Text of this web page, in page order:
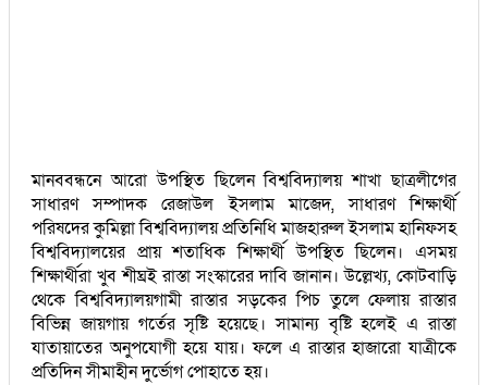
মানববন্ধনে আরো উপস্থিত ছিলেন বিশ্ববিদ্যালয় শাখা ছাত্রলীগের
সাধারণ সম্পাদক রেজাউল ইসলাম মাজেদ, সাধারণ শিক্ষার্থী
পরিষদের কুমিল্লা বিশ্ববিদ্যালয় প্রতিনিধি মাজহারুল ইসলাম হানিফসহ
বিশ্ববিদ্যালয়ের প্রায় শতাধিক শিক্ষার্থী উপস্থিত ছিলেন। এসময়
শিক্ষার্থীরা খুব শীঘ্রই রাস্তা সংস্কারের দাবি জানান। উল্লেখ্য, কোটবাড়ি
থেকে বিশ্ববিদ্যালয়গামী রাস্তার সড়কের পিচ তুলে ফেলায় রাস্তার
বিভিন্ন জায়গায় গর্তের সৃষ্টি হয়েছে। সামান্য বৃষ্টি হলেই এ রাস্তা
যাতায়াতের অনুপযোগী হয়ে যায়। ফলে এ রাস্তার হাজারো যাত্রীকে
প্রতিদিন সীমাহীন দুর্ভোগ পোহাতে হয়।